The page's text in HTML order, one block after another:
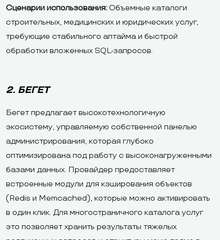
Сценарии использования: Объемные каталоги
строительных, медицинских и юридических услуг,
требующие стабильного аптайма и быстрой
обработки вложенных SQL-запросов.
2. БЕГЕТ
Бегет предлагает высокотехнологичную
экосистему, управляемую собственной панелью
администрирования, которая глубоко
оптимизирована под работу с высоконагруженными
базами данных. Провайдер предоставляет
встроенные модули для кэширования объектов
(Redis и Memcached), которые можно активировать
в один клик. Для многостраничного каталога услуг
это позволяет хранить результаты тяжелых